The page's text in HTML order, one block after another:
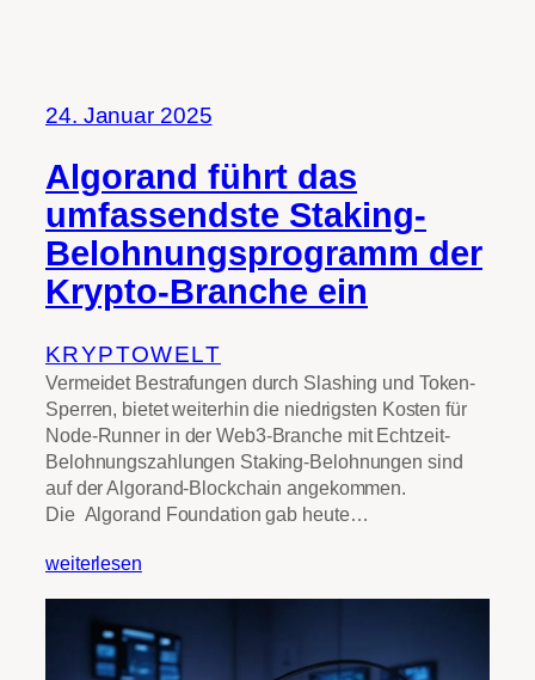
24. Januar 2025
Algorand führt das
umfassendste Staking-
Belohnungsprogramm der
Krypto-Branche ein
KRYPTOWELT
Vermeidet Bestrafungen durch Slashing und Token-
Sperren, bietet weiterhin die niedrigsten Kosten für
Node-Runner in der Web3-Branche mit Echtzeit-
Belohnungszahlungen Staking-Belohnungen sind
auf der Algorand-Blockchain angekommen.
Die Algorand Foundation gab heute…
weiterlesen